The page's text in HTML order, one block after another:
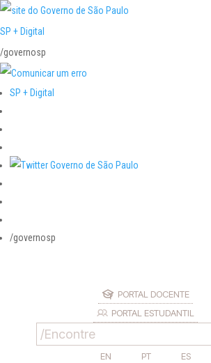
SP + Digital
/governosp
SP + Digital
/governosp
PORTAL DOCENTE
PORTAL ESTUDANTIL
EN PT ES